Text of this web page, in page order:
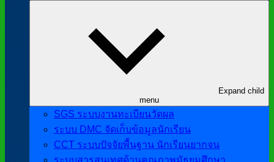
Expand child
menu
SGS ระบบงานทะเบียนวัดผล
ระบบ DMC จัดเก็บข้อมูลนักเรียน
CCT ระบบปัจจัยพื้นฐาน นักเรียนยากจน
ระบบสารสนเทศด้านคุณภาพมัธยมศึกษา